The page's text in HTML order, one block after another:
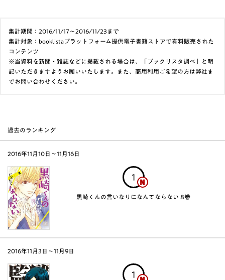
集計期間：2016/11/17～2016/11/23まで
集計対象：booklistaプラットフォーム提供電子書籍ストアで有料販売された
コンテンツ
※当資料を新聞・雑誌などに掲載される場合は、「ブックリスタ調べ」と明
記いただきますようお願いいたします。また、商用利用ご希望の方は弊社ま
でお問い合わせください。
過去のランキング
2016年11月10日〜11月16日
1
黒崎くんの言いなりになんてならない 8巻
2016年11月3日〜11月9日
1